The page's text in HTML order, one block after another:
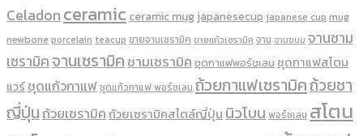
Celadonceramic ceramic mug japanesecup japanese cup mug
newbone porcelain teacup ขายจานเซรามิค ขายแก้วเซรามิค จาน จานขนม จานชาม
เซรามิคจานเซรามิคชามเซรามิคชุดกาแฟพอร์ชเลน ชุดกาแฟสโตน
แวร์ชุดแก้วกาแฟชุดแก้วกาแฟ พอร์ซเลน ถ้วยกาแฟเซรามิคถ้วยชา
ญี่ปุ่นถ้วยเซรามิคถ้วยเซรามิคสไตล์ญี่ปุ่นนิวโบนพอร์ซเลน สโตน